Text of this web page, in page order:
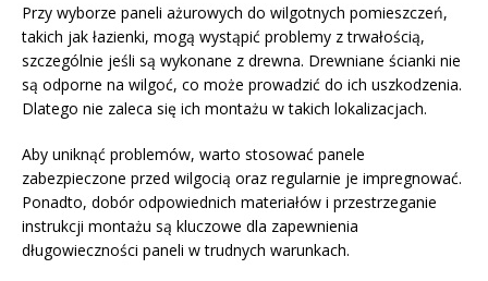
Przy wyborze paneli ażurowych do wilgotnych pomieszczeń,
takich jak łazienki, mogą wystąpić problemy z trwałością,
szczególnie jeśli są wykonane z drewna. Drewniane ścianki nie
są odporne na wilgoć, co może prowadzić do ich uszkodzenia.
Dlatego nie zaleca się ich montażu w takich lokalizacjach.
Aby uniknąć problemów, warto stosować panele
zabezpieczone przed wilgocią oraz regularnie je impregnować.
Ponadto, dobór odpowiednich materiałów i przestrzeganie
instrukcji montażu są kluczowe dla zapewnienia
długowieczności paneli w trudnych warunkach.